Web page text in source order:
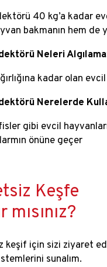
40 kg’a kadar
bakmanın hem de
Neleri
kadar olan
Nerelerde
gibi evcil
önüne geçer
Keşfe
mısınız?
keşif için sizi ziyaret
sunalım.